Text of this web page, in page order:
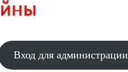
Вход для администрации